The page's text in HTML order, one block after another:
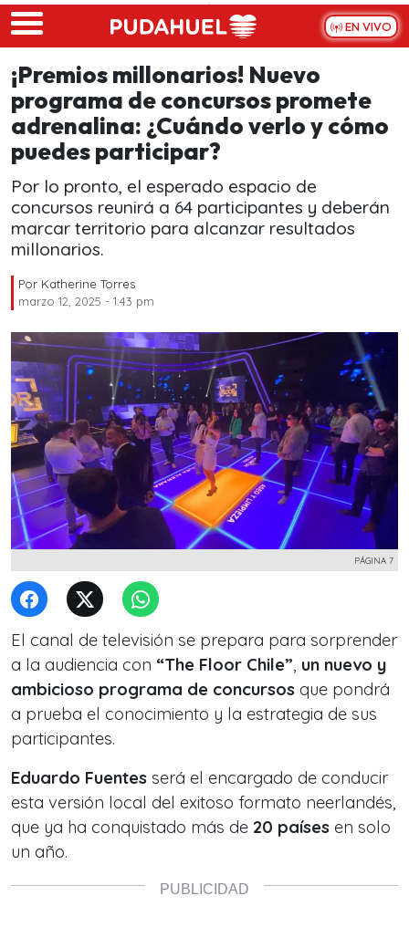
Skip to main content
EN VIVO
¡Premios millonarios! Nuevo
programa de concursos promete
adrenalina: ¿Cuándo verlo y cómo
puedes participar?
Por lo pronto, el esperado espacio de
concursos reunirá a 64 participantes y deberán
marcar territorio para alcanzar resultados
millonarios.
Por Katherine Torres
marzo 12, 2025 - 1:43 pm
PÁGINA 7
El canal de televisión se prepara para sorprender
a la audiencia con “The Floor Chile”, un nuevo y
ambicioso programa de concursos que pondrá
a prueba el conocimiento y la estrategia de sus
participantes.
Eduardo Fuentes será el encargado de conducir
esta versión local del exitoso formato neerlandés,
que ya ha conquistado más de 20 países en solo
un año.